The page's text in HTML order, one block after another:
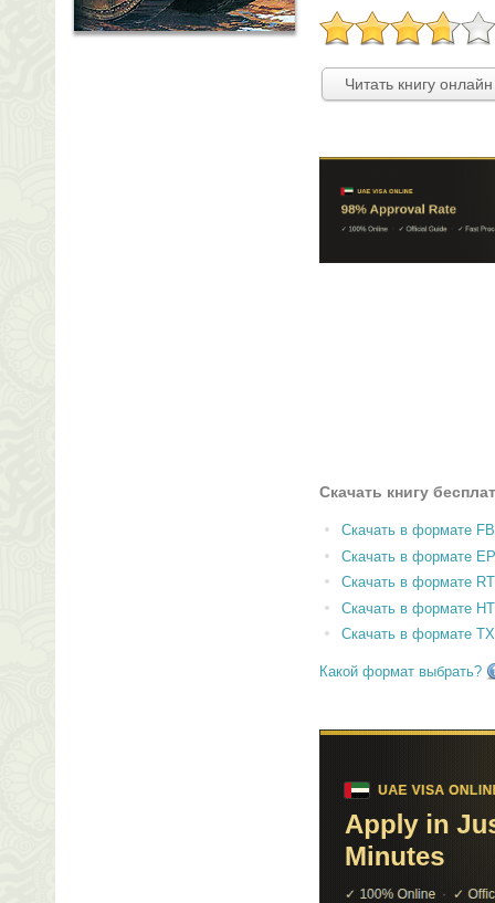
Читать книгу
Скачать книгу
Скачать в формате
Скачать в формате
Скачать в формате
Скачать в формате
Скачать в формате
Какой формат выбрать?